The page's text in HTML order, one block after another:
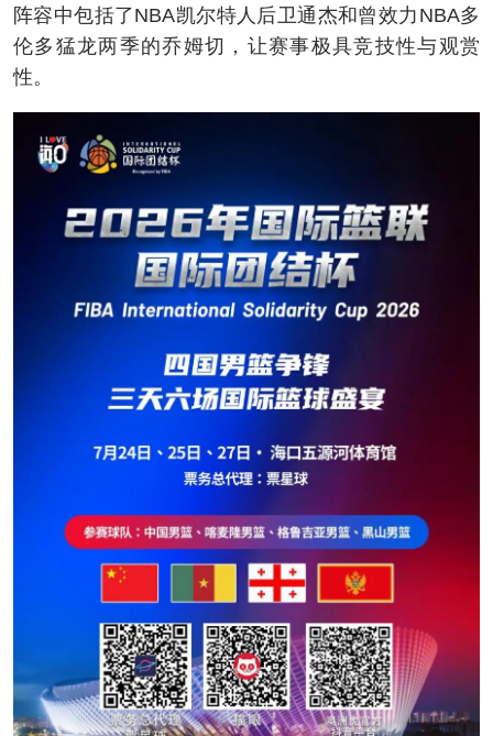
阵容中包括了NBA凯尔特人后卫通杰和曾效力NBA多
伦多猛龙两季的乔姆切，让赛事极具竞技性与观赏
性。